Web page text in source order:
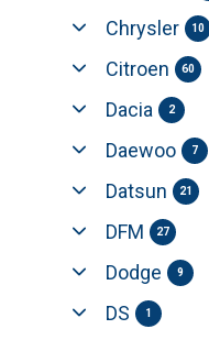
Chrysler 10
Citroen 60
Dacia 2
Daewoo 7
Datsun 21
DFM 27
Dodge 9
DS 1